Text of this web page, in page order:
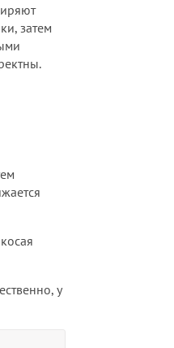
затем
у